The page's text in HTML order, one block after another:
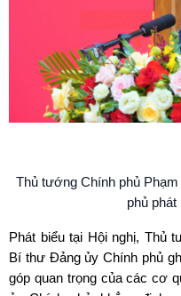
Thủ tướng Chính phủ
phủ phát
Phát biểu tại Hội nghị, Thủ
Bí thư Đảng ủy Chính phủ
góp quan trọng của các cơ